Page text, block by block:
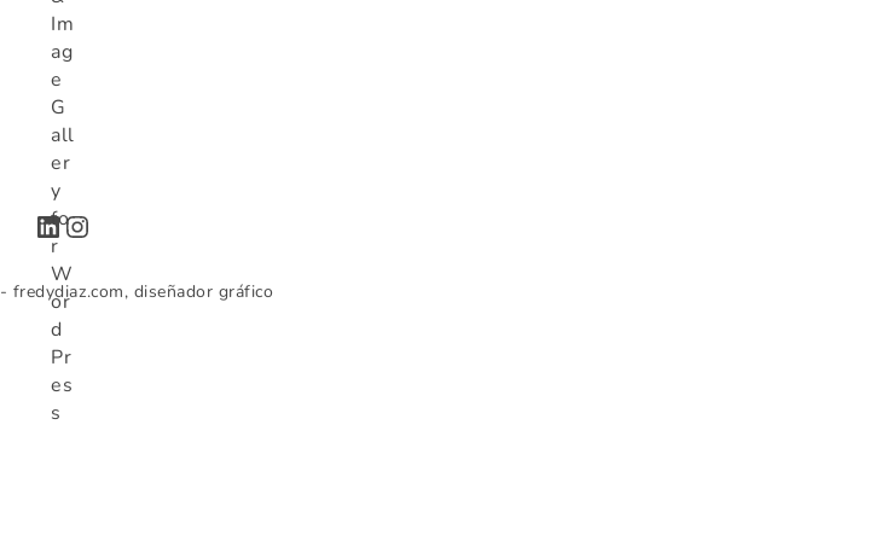
LinkedIn
Instagram
- fredydiaz.com, diseñador gráfico